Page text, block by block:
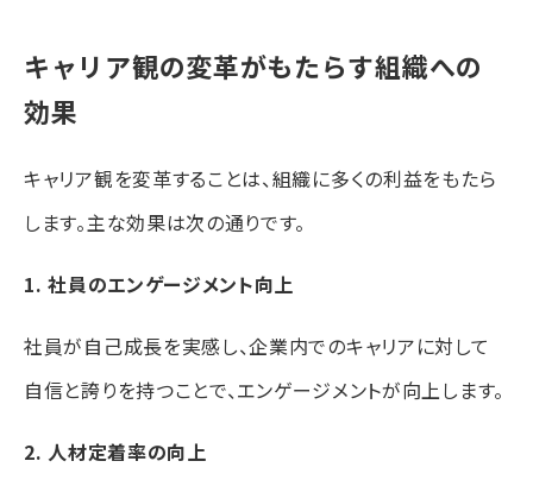
キャリア観の変革がもたらす組織への
効果
キャリア観を変革することは、組織に多くの利益をもたら
します。主な効果は次の通りです。
1. 社員のエンゲージメント向上
社員が自己成長を実感し、企業内でのキャリアに対して
自信と誇りを持つことで、エンゲージメントが向上します。
2. 人材定着率の向上